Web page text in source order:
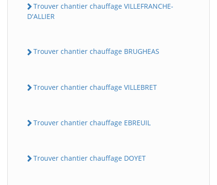
Trouver chantier chauffage VILLEFRANCHE-
D'ALLIER
Trouver chantier chauffage BRUGHEAS
Trouver chantier chauffage VILLEBRET
Trouver chantier chauffage EBREUIL
Trouver chantier chauffage DOYET